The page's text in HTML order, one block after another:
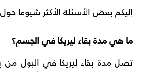
إليكم بعض الأسئلة الأكثر شيوعًا
ما هي مدة بقاء ليريكا في الجسم؟